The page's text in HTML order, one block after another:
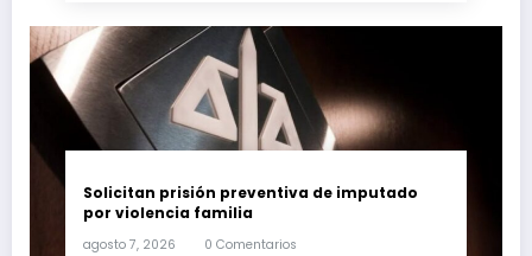
Solicitan prisión preventiva de imputado
por violencia familia
agosto 7, 2026 0 Comentarios